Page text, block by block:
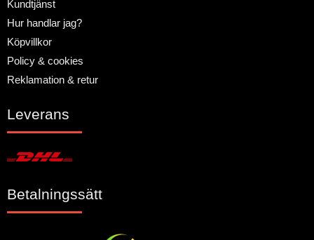
Kundtjänst
Hur handlar jag?
Köpvillkor
Policy & cookies
Reklamation & retur
Leverans
Betalningssätt